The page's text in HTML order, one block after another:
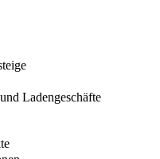
Ladengeschäfte